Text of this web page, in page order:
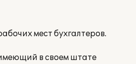
мест бухгалтеров.
в своем штате